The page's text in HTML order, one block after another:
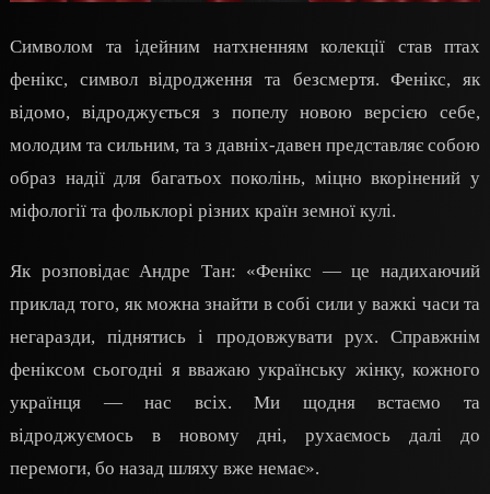
Символом та ідейним натхненням колекції став птах
фенікс, символ відродження та безсмертя. Фенікс, як
відомо, відроджується з попелу новою версією себе,
молодим та сильним, та з давніх-давен представляє собою
образ надії для багатьох поколінь, міцно вкорінений у
міфології та фольклорі різних країн земної кулі.
Як розповідає Андре Тан: «Фенікс — це надихаючий
приклад того, як можна знайти в собі сили у важкі часи та
негаразди, піднятись і продовжувати рух. Справжнім
феніксом сьогодні я вважаю українську жінку, кожного
українця — нас всіх. Ми щодня встаємо та
відроджуємось в новому дні, рухаємось далі до
перемоги, бо назад шляху вже немає».